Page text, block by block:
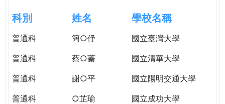
格。
e
r
e
科別 姓名 學校名稱
普通科 簡○伃
國立臺灣大學
普通科
蔡○蓁
國立清華大學
普通科
謝○平
國立陽明交通大學
普通科
○芷瑜
國立成功大學